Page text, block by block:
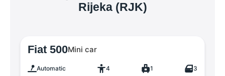
Rijeka (RJK)
Fiat 500Mini car
Automatic 4 1 3